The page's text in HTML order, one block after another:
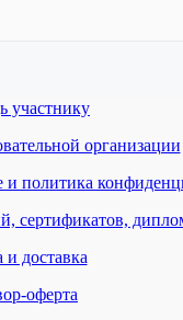
участнику
организации
и политика
сертификатов,
и доставка
оферта